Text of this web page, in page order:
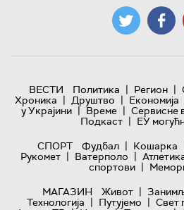
ВЕСТИ Политика | Регион |
Хроника | Друштво | Економија
у Украјини | Време | Сервисне
Подкаст | ЕУ
СПОРТ
Фудбал | Кошарка
Рукомет | Ватерполо |
спортови |
МАГАЗИН
Живот |
Технологијa | Путујемо | Свет